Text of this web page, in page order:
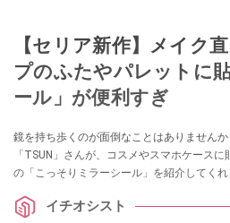
【セリア新作】メイク
プのふたやパレットに
ール」が便利すぎ
鏡を持ち歩くのが面倒なことはありません
「TSUN」さんが、コスメやスマホケース
の「こっそりミラーシール」を紹介してくれ
イチオシスト